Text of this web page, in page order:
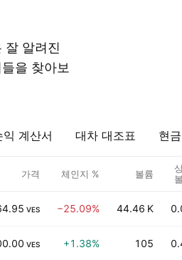
잘 알려진
을 찾아보
익 계산서 대차 대조표 현
가격 체인지 % 볼륨
VES −25.09% 44.46 K
VES +1.38% 105